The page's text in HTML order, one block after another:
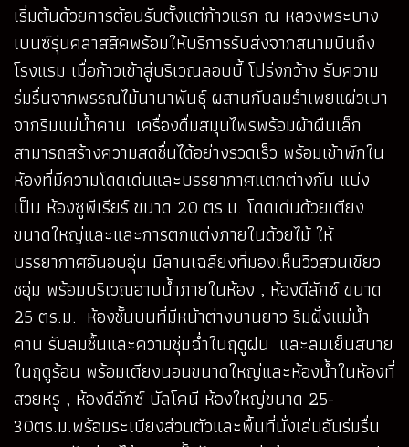
เริ่มต้นด้วยการต้อนรับตั้งแต่ก้าวแรก ณ หลวงพระบาง
เบนซ์รุ่นคลาสสิคพร้อมให้บริการรับส่งจากสนามบินถึง
โรงแรม เมื่อก้าวเข้าสู่บริเวณลอบบี้ โปร่งกว้าง รับความ
ร่มรื่นจากพรรณไม้นานาพันธุ์ ผสานกับลมรำเพยแผ่วเบา
จากริมแม่น้ำคาน เครื่องดื่มสมุนไพรพร้อมผ้าผืนเล็ก
สามารถสร้างความสดชื่นได้อย่างรวดเร็ว พร้อมเข้าพักใน
ห้องที่มีความโดดเด่นและบรรยากาศแตกต่างกัน แบ่ง
เป็น ห้องซูพีเรียร์ ขนาด 20 ตร.ม. โดดเด่นด้วยเตียง
ขนาดใหญ่และและการตกแต่งภายในด้วยไม้ ให้
บรรยากาศอันอบอุ่น มีลานเฉลียงที่มองเห็นวิวสวนเขียว
ชอุ่ม พร้อมบริเวณอาบน้ำภายในห้อง , ห้องดีลักซ์ ขนาด
25 ตร.ม. ห้องชั้นบนที่มีหน้าต่างบานยาว ริมฝั่งแม่น้ำ
คาน รับลมชื้นและความชุ่มฉ่ำในฤดูฝน และลมเย็นสบาย
ในฤดูร้อน พร้อมเตียงนอนขนาดใหญ่และห้องน้ำในห้องที่
สวยหรู , ห้องดีลักซ์ บัลโคนี ห้องใหญ่ขนาด 25-
30ตร.ม.พร้อมระเบียงส่วนตัวและพื้นที่นั่งเล่นอันร่มรื่น